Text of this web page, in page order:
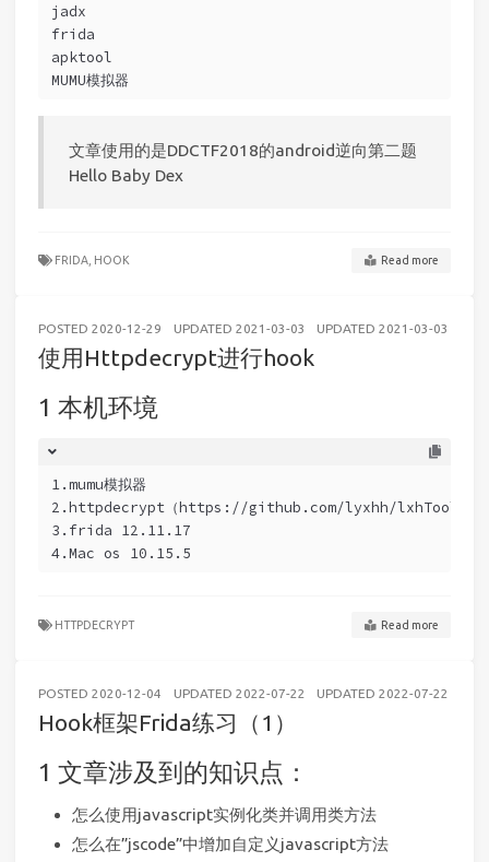
jadx
frida
apktool
MUMU模拟器
文章使用的是DDCTF2018的android逆向第二题
Hello Baby Dex
FRIDA, HOOK Read more
POSTED 2020-12-29 UPDATED 2021-03-03 UPDATED 2021-03-03
使用Httpdecrypt进行hook
本机环境
1.mumu模拟器
2.httpdecrypt（https://github.com/lyxhh/
3.frida 12.11.17
4.Mac os 10.15.5
HTTPDECRYPT Read more
POSTED 2020-12-04 UPDATED 2022-07-22 UPDATED 2022-07-22
Hook框架Frida练习（1）
文章涉及到的知识点：
怎么使用javascript实例化类并调用类方法
怎么在”jscode”中增加自定义javascript方法